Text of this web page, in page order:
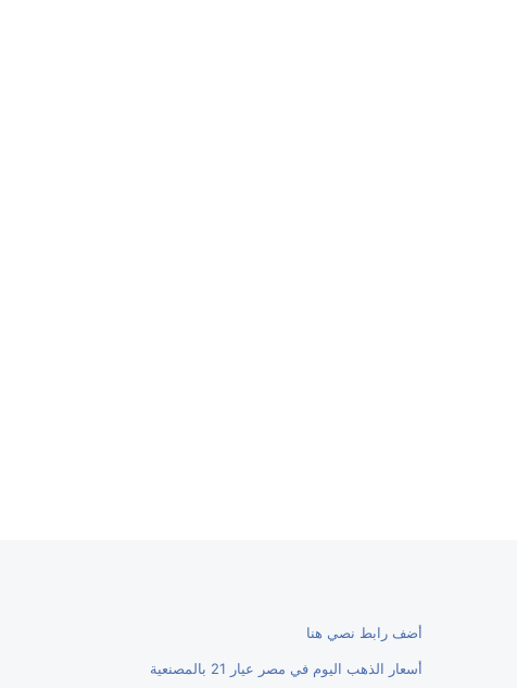
أضف رابط نصي هنا
أسعار الذهب اليوم في مصر عيار 21 بالمصنعية